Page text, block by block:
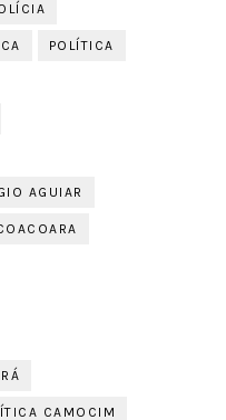
POLÍTICA
AGUIAR
CAMOCIM